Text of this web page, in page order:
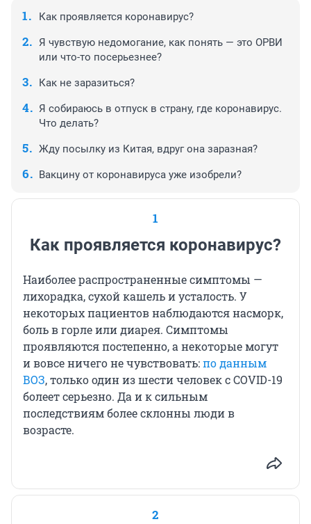
Как проявляется коронавирус?
Я чувствую недомогание, как понять — это ОРВИ
или что-то посерьезнее?
Как не заразиться?
Я собираюсь в отпуск в страну, где коронавирус.
Что делать?
Жду посылку из Китая, вдруг она заразная?
Вакцину от коронавируса уже изобрели?
1
Как проявляется коронавирус?
Наиболее распространенные симптомы —
лихорадка, сухой кашель и усталость. У
некоторых пациентов наблюдаются насморк,
боль в горле или диарея. Симптомы
проявляются постепенно, а некоторые могут
и вовсе ничего не чувствовать:по данным
ВОЗ, только один из шести человек с COVID-19
болеет серьезно. Да и к сильным
последствиям более склонны люди в
возрасте.
2